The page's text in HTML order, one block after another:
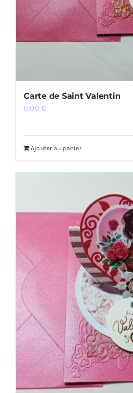
Carte de Saint Valentin
6,00€
Ajouter au panier